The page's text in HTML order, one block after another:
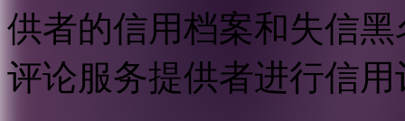
供者的信用档案和失信
评论服务提供者进行信用